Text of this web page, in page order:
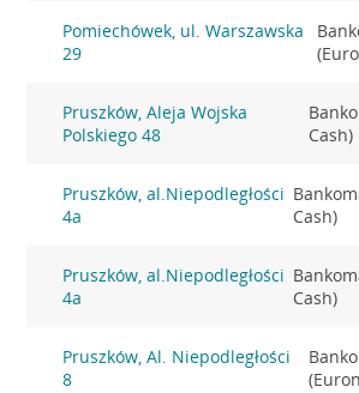
Pomiechówek, ul. Warszawska
29
Pruszków, Aleja Wojska
Polskiego 48
Cash)
Pruszków, al.Niepodległości
4a
Cash)
Pruszków, al.Niepodległości
4a
Cash)
Pruszków, Al. Niepodległości
8